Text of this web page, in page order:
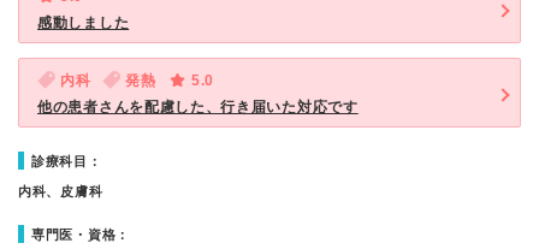
感動しました
内科 発熱
5.0
他の患者さんを配慮した、行き届いた対応です
診療科目：
内科、皮膚科
専門医・資格：